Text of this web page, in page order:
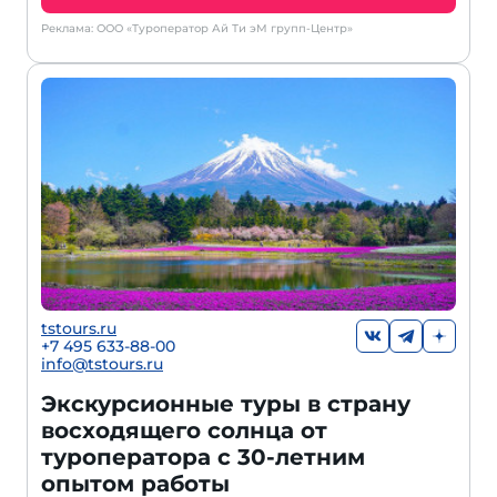
Реклама: ООО «Туроператор Ай Ти эМ групп-Центр»
tstours.ru
+7 495 633-88-00
info@tstours.ru
Экскурсионные туры в страну
восходящего солнца от
туроператора с 30-летним
опытом работы